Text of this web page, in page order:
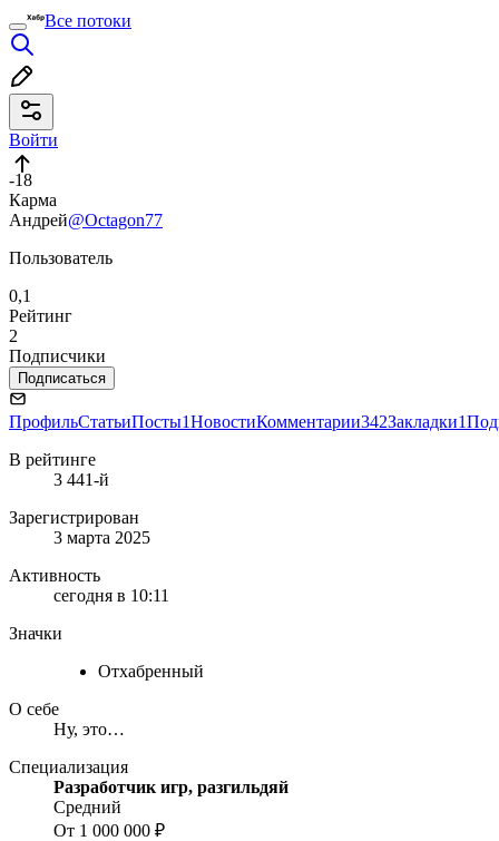
Все потоки
Войти
-18
Карма
Андрей@Octagon77
Пользователь
0,1
Рейтинг
2
Подписчики
Подписаться
ПрофильСтатьиПосты1НовостиКомментарии342Закладки1
В рейтинге
3 441-й
Зарегистрирован
3 марта 2025
Активность
сегодня в 10:11
Значки
Отхабренный
О себе
Ну, это…
Специализация
Разработчик игр, разгильдяй
Средний
От 1 000 000 ₽